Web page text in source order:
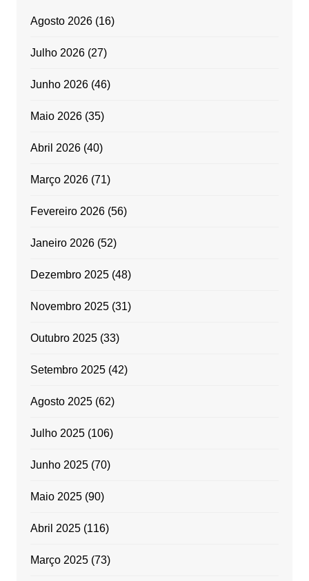
Agosto 2026(16)
Julho 2026(27)
Junho 2026(46)
Maio 2026(35)
Abril 2026(40)
Março 2026(71)
Fevereiro 2026(56)
Janeiro 2026(52)
Dezembro 2025(48)
Novembro 2025(31)
Outubro 2025(33)
Setembro 2025(42)
Agosto 2025(62)
Julho 2025(106)
Junho 2025(70)
Maio 2025(90)
Abril 2025(116)
Março 2025(73)